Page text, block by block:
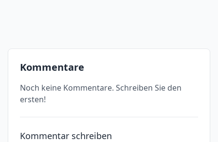
Kommentare
Noch keine Kommentare. Schreiben Sie den
ersten!
Kommentar schreiben